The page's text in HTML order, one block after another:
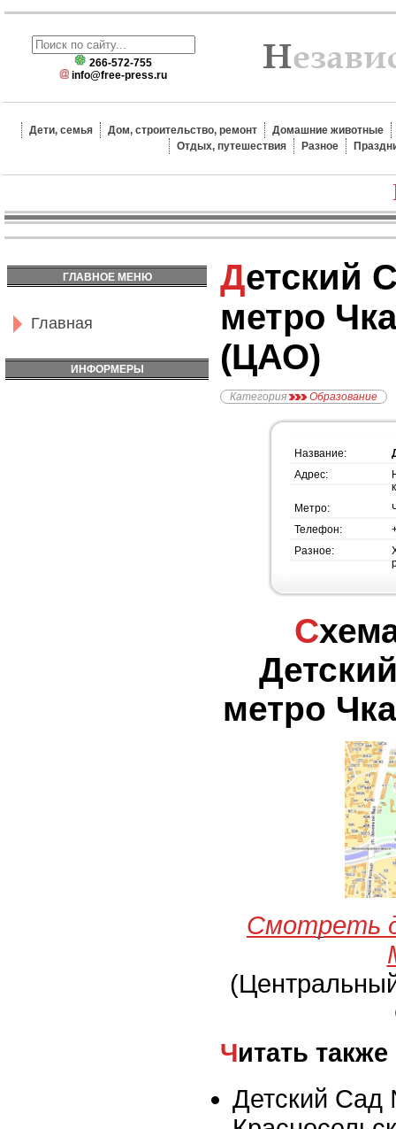
266-572-755
info@free-press.ru
Дети, семья Дом, строительство, ремонт
Домашние животные
Отдых, путешествия
Разное
ГЛАВНОЕ МЕНЮ
Главная
ИНФОРМЕРЫ
Детский Сад №2113,
метро
(ЦАО)
Категория Образование
Название:
Адрес:
Метро:
Телефон:
Разное:
Схема проезда -
метро
Смотреть
Читать также
Детский